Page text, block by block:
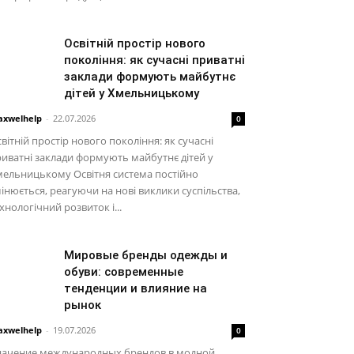
Освітній простір нового
покоління: як сучасні приватні
заклади формують майбутнє
дітей у Хмельницькому
- 22.07.2026 0
простір нового покоління: як сучасні
заклади формують майбутнє дітей у
Освітня система постійно
реагуючи на нові виклики суспільства,
розвиток і...
Мировые бренды одежды и
обуви: современные
тенденции и влияние на
рынок
- 19.07.2026 0